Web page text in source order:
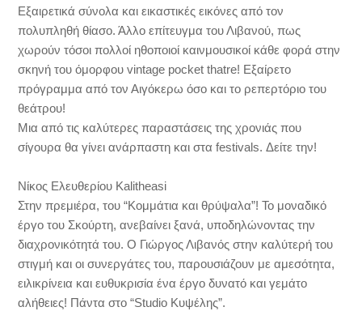
Εξαιρετικά σύνολα και εικαστικές εικόνες από τον
πολυπληθή θίασο. Άλλο επίτευγμα του Λιβανού, πως
χωρούν τόσοι πολλοί ηθοποιοί καινμουσικοί κάθε φορά στην
σκηνή του όμορφου vintage pocket thatre! Εξαίρετο
πρόγραμμα από τον Αιγόκερω όσο και το ρεπερτόριο του
θεάτρου!
Μια από τις καλύτερες παραστάσεις της χρονιάς που
σίγουρα θα γίνει ανάρπαστη και στα festivals. Δείτε την!
Νίκος Ελευθερίου Kalitheasi
Στην πρεμιέρα, του “Κομμάτια και θρύψαλα”! Το μοναδικό
έργο του Σκούρτη, ανεβαίνει ξανά, υποδηλώνοντας την
διαχρονικότητά του. Ο Γιώργος Λιβανός στην καλύτερή του
στιγμή και οι συνεργάτες του, παρουσιάζουν με αμεσότητα,
ειλικρίνεια και ευθυκρισία ένα έργο δυνατό και γεμάτο
αλήθειες! Πάντα στο “Studio Κυψέλης”.